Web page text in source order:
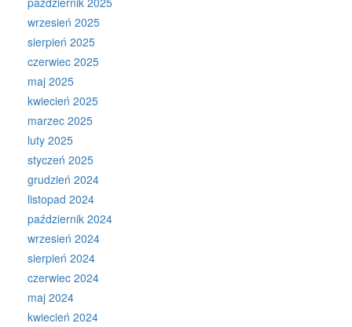
wrzesień 2025
sierpień 2025
czerwiec 2025
maj 2025
kwiecień 2025
marzec 2025
luty 2025
styczeń 2025
grudzień 2024
listopad 2024
październik 2024
wrzesień 2024
sierpień 2024
czerwiec 2024
maj 2024
kwiecień 2024